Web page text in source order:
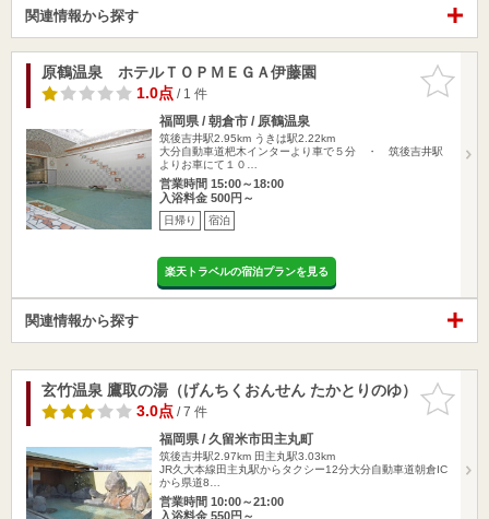
関連情報から探す
お気に入
りに追加
原鶴温泉 ホテルＴＯＰＭＥＧＡ伊藤園
1.0点/ 1 件
福岡県 / 朝倉市 / 原鶴温泉
筑後吉井駅2.95km うきは駅2.22km
大分自動車道杷木インターより車で５分 ・ 筑後吉井駅
よりお車にて１０…
営業時間 15:00～18:00
入浴料金 500円～
日帰り 宿泊
楽天トラベルの宿泊プランを見る
関連情報から探す
お気に入
りに追加
玄竹温泉 鷹取の湯（げんちくおんせん たかとりのゆ）
3.0点/ 7 件
福岡県 / 久留米市田主丸町
筑後吉井駅2.97km 田主丸駅3.03km
JR久大本線田主丸駅からタクシー12分大分自動車道朝倉IC
から県道8…
営業時間 10:00～21:00
入浴料金 550円～